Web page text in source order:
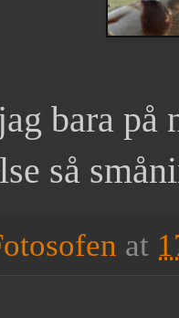
bara på
så
at